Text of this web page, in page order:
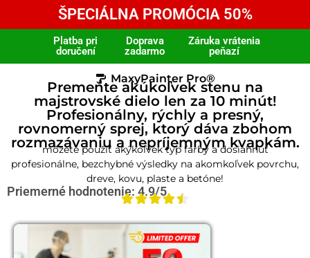
ŠPECIÁLNA PROMÓCIA 50%
Platba pri
doručení
Doprava
zadarmo
Záruka vrátenia
peňazí
MaxyPainter Pro®
Premeňte akúkoľvek stenu na
majstrovské dielo len za 10 minút!
Profesionálny, rýchly a presný,
rovnomerný sprej, ktorý dáva zbohom
rozmazávaniu a nepríjemným kvapkám.
môžete použiť akýkoľvek typ farby a dosiahnuť
profesionálne, bezchybné výsledky na akomkoľvek povrchu,
dreve, kovu, plaste a betóne!
Priemerné hodnotenie: 4.9/5